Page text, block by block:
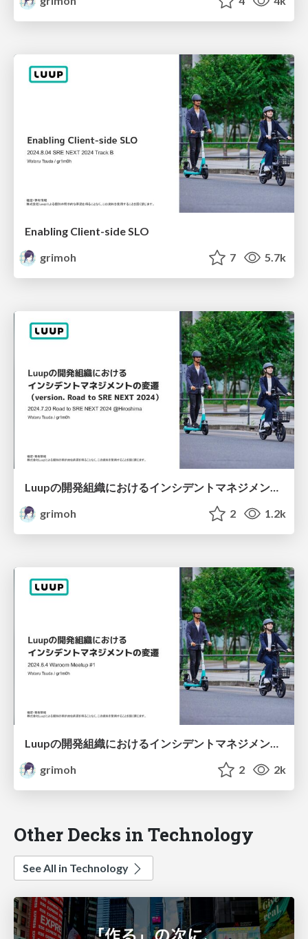
Enabling Client-side SLO
grimoh
7 5.7k
Luupの開発組織におけるインシデントマネジメントの変遷 ver.RoadtoSRENEXT2024
grimoh
2 1.2k
Luupの開発組織におけるインシデントマネジメントの変遷
grimoh
2 2k
Other Decks in Technology
See All in Technology